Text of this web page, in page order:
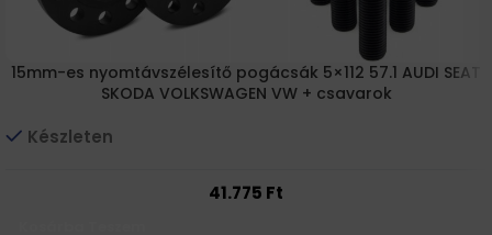
15mm-es nyomtávszélesítő pogácsák 5×112 57.1 AUDI SEAT
SKODA VOLKSWAGEN VW + csavarok
Készleten
41.775 Ft